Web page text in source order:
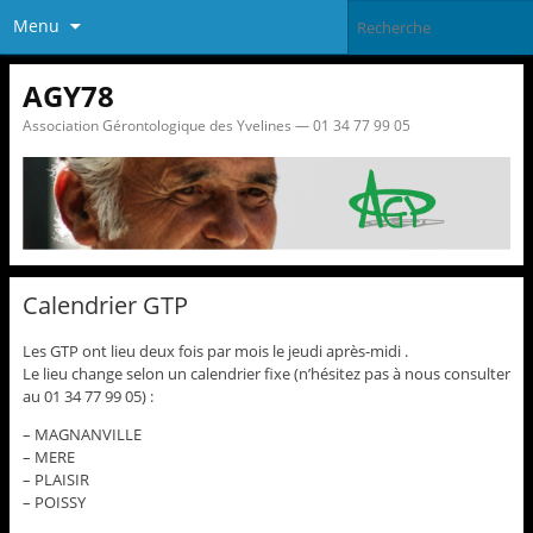
Menu
AGY78
Association Gérontologique des Yvelines — 01 34 77 99 05
Calendrier GTP
Les GTP ont lieu deux fois par mois le jeudi après-midi .
Le lieu change selon un calendrier fixe (n’hésitez pas à nous consulter
au 01 34 77 99 05) :
– MAGNANVILLE
– MERE
– PLAISIR
– POISSY